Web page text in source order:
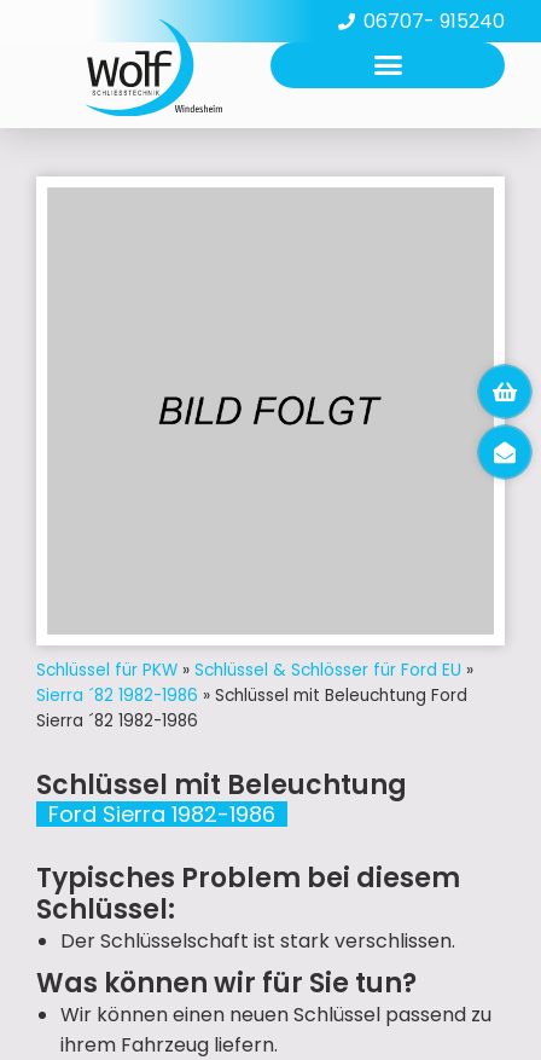
06707- 915240
Schlüssel für PKW » Schlüssel & Schlösser für Ford EU »
Sierra ´82 1982-1986 » Schlüssel mit Beleuchtung Ford
Sierra ´82 1982-1986
Schlüssel mit Beleuchtung
Ford Sierra 1982-1986
Typisches Problem bei diesem
Schlüssel:
Der Schlüsselschaft ist stark verschlissen.
Was können wir für Sie tun?
Wir können einen neuen Schlüssel passend zu
ihrem Fahrzeug liefern.